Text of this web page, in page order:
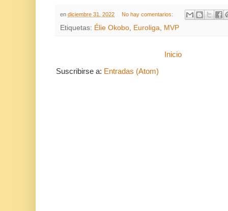
en diciembre 31, 2022 No hay comentarios:
Etiquetas: Élie Okobo, Euroliga, MVP
Inicio
Suscribirse a: Entradas (Atom)